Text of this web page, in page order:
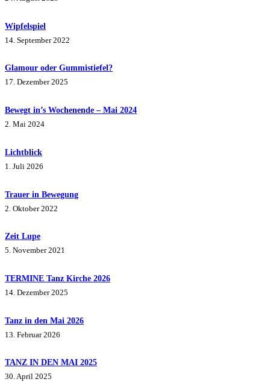
Wipfelspiel
14. September 2022
Glamour oder Gummistiefel?
17. Dezember 2025
Bewegt in’s Wochenende – Mai 2024
2. Mai 2024
Lichtblick
1. Juli 2026
Trauer in Bewegung
2. Oktober 2022
Zeit Lupe
5. November 2021
TERMINE Tanz Kirche 2026
14. Dezember 2025
Tanz in den Mai 2026
13. Februar 2026
TANZ IN DEN MAI 2025
30. April 2025